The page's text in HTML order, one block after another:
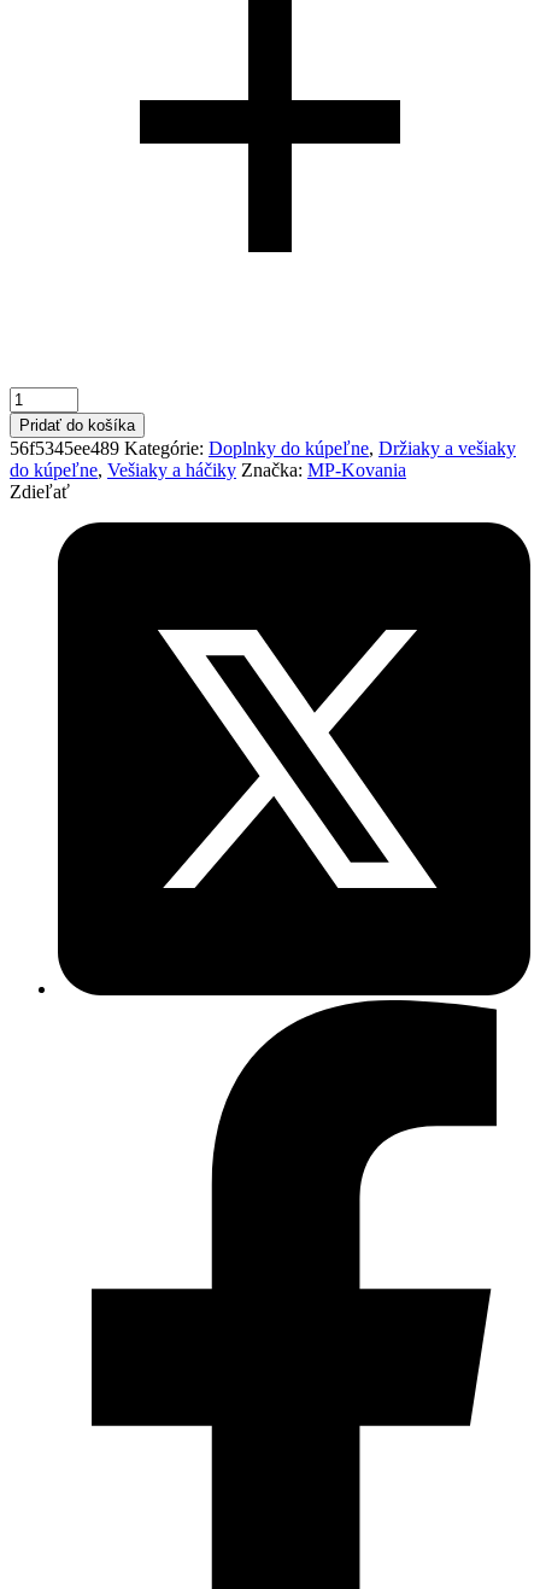
Pridať do košíka
56f5345ee489 Kategórie: Doplnky do kúpeľne, Držiaky a vešiaky
do kúpeľne, Vešiaky a háčiky Značka: MP-Kovania
Zdieľať